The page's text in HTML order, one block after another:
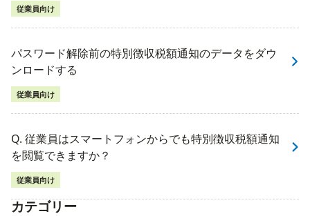
従業員向け
パスワード解除前の特別徴収税額通知のデータをダウ
ンロードする
従業員向け
Q. 従業員はスマートフォンからでも特別徴収税額通知
を閲覧できますか？
従業員向け
ナビゲーションメニュー
カテゴリー